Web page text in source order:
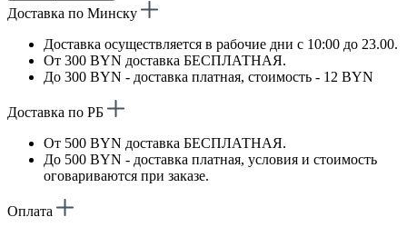
Доставка по Минску
Доставка осуществляется в рабочие дни с 10:00 до 23.00.
От 300 BYN доставка БЕСПЛАТНАЯ.
До 300 BYN - доставка платная, стоимость - 12 BYN
Доставка по РБ
От 500 BYN доставка БЕСПЛАТНАЯ.
До 500 BYN - доставка платная, условия и стоимость
оговариваются при заказе.
Оплата